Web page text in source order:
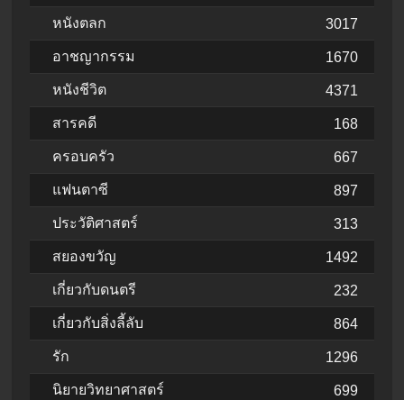
หนังตลก 3017
อาชญากรรม 1670
หนังชีวิต 4371
สารคดี 168
ครอบครัว 667
แฟนตาซี 897
ประวัติศาสตร์ 313
สยองขวัญ 1492
เกี่ยวกับดนตรี 232
เกี่ยวกับสิ่งลี้ลับ 864
รัก 1296
นิยายวิทยาศาสตร์ 699